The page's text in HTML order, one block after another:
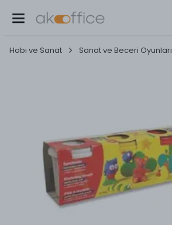
Hobi ve Sanat Sanat ve Beceri Oyunları